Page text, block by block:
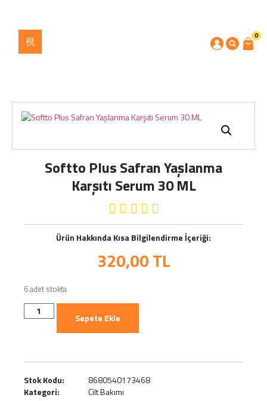
0
Softto Plus Safran Yaşlanma
Karşıtı Serum 30 ML
    
Ürün Hakkında Kısa Bilgilendirme İçeriği:
320,00TL
6 adet stokta
Sepete Ekle
Stok Kodu:
8680540173468
Kategori:
Cilt Bakımı